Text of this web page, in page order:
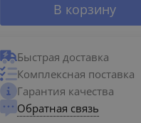
В корзину
Быстрая доставка
Комплексная поставка
Гарантия качества
Обратная связь